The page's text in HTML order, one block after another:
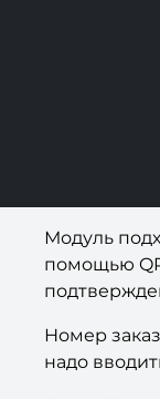
Модуль
помощью
Номер
надо